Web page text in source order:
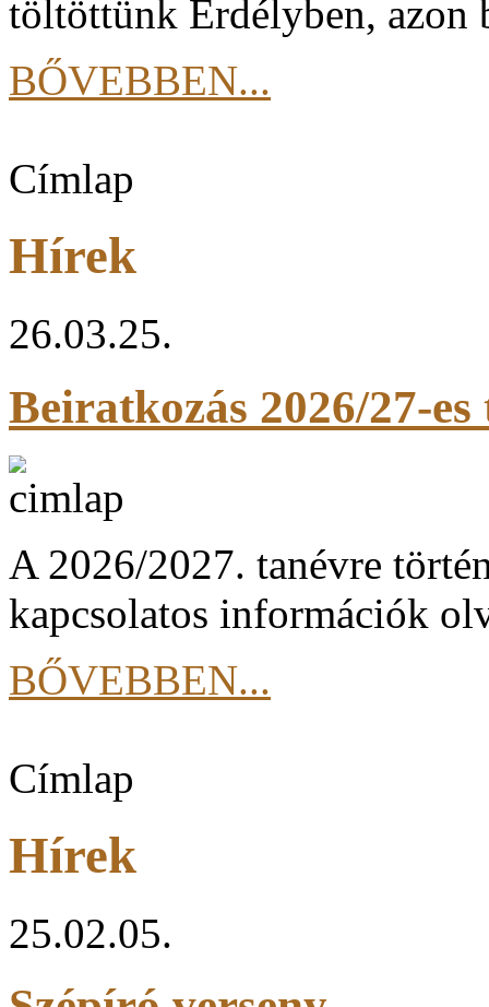
töltöttünk Erdélyben, azon
BŐVEBBEN...
Címlap
Hírek
26.03.25.
Beiratkozás 2026/27-es
A 2026/2027. tanévre
kapcsolatos információk
BŐVEBBEN...
Címlap
Hírek
25.02.05.